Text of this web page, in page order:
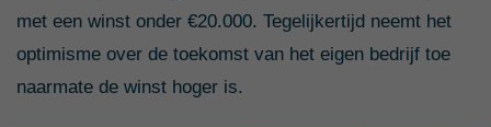
met een winst onder €20.000. Tegelijkertijd neemt het
optimisme over de toekomst van het eigen bedrijf toe
naarmate de winst hoger is.